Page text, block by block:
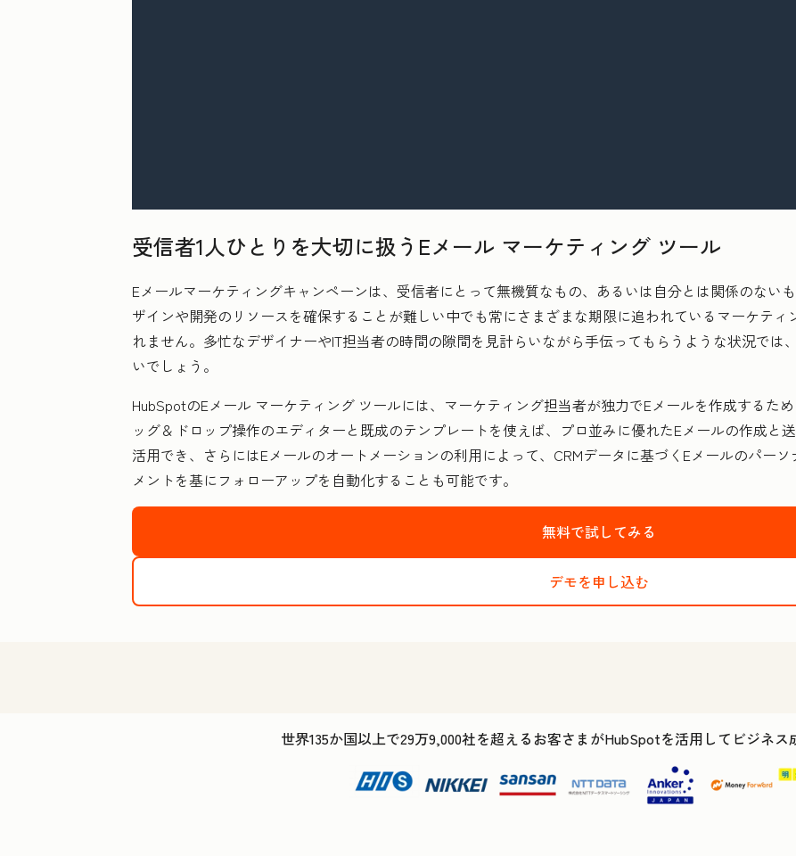
受信者1人ひとりを大切に扱うEメール マーケティング ツール
Eメールマーケティングキャンペーンは、受信者にとって無機質なもの、あるいは自分とは関係のない
ザインや開発のリソースを確保することが難しい中でも常にさまざまな期限に追われているマーケテ
れません。多忙なデザイナーやIT担当者の時間の隙間を見計らいながら手伝ってもらうような状況では
いでしょう。
HubSpotのEメール マーケティング ツールには、マーケティング担当者が独力でEメールを作成するた
ッグ＆ドロップ操作のエディターと既成のテンプレートを使えば、プロ並みに優れたEメールの作成と
活用でき、さらにはEメールのオートメーションの利用によって、CRMデータに基づくEメールのパー
メントを基にフォローアップを自動化することも可能です。
無料で試してみる
デモを申し込む
世界135か国以上で29万9,000社を超えるお客さまがHubSpotを活用してビジネ